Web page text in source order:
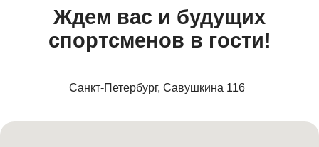
Ждем вас и будущих
спортсменов в гости!
Санкт-Петербург, Савушкина 116